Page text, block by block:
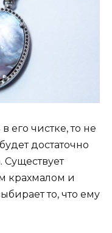
его чистке, то не
достаточно
Существует
крахмалом и
то, что ему